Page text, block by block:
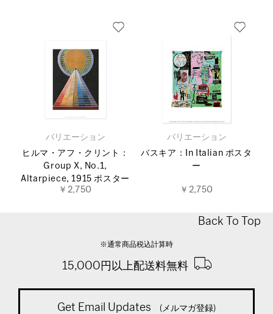
バリエーション
ヒルマ・アフ・クリント：
Group X, No.1,
Altarpiece, 1915 ポスター
￥2,750
バリエーション
バスキア：In Italian ポスタ
ー
￥2,750
Back To Top
※通常商品税込計算時
15,000円以上配送料無料
Get Email Updates (メルマガ登録)